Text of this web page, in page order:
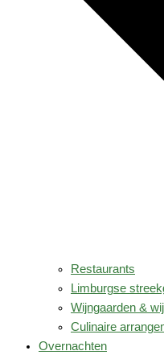
Restaurants
Limburgse
Wijngaarden &
Culinaire
Overnachten